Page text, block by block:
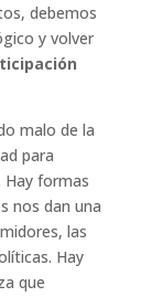
debemos
y volver
malo de la
para
Hay formas
nos dan una
las
Hay
que